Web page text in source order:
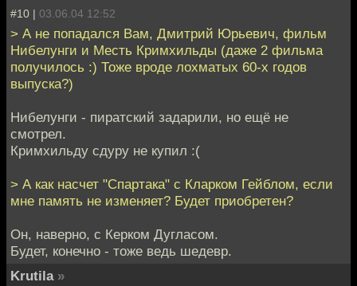
#10 | 03.06.04 12:52
> А не попадался Вам, Дмитрий Юрьевич, фильм
Нибелунги и Месть Кримхильды (даже 2 фильма
получилось :) Тоже вроде лохматых 60-х годов
выпуска?)
Нибелунги - пиратский задарили, но ещё не
смотрел.
Кримхильду сдуру не купил :(
> А как насчет "Спартака" с Кларком Гейблом, если
мне память не изменяет? Будет приобретен?
Он, наверно, с Керком Дугласом.
Будет, конечно - тоже ведь шедевр.
Krutila »